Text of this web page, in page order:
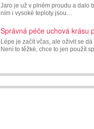
Jaro je už v plném proudu a dalo
ním i vysoké teploty jsou…
Správná péče uchová krásu
Lépe je začít včas, ale oživit se
Není to těžké, chce to jen použít